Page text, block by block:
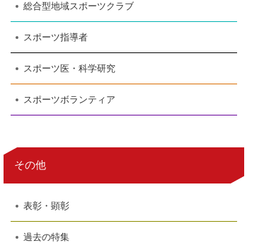
総合型地域スポーツクラブ
スポーツ指導者
スポーツ医・科学研究
スポーツボランティア
その他
表彰・顕彰
過去の特集